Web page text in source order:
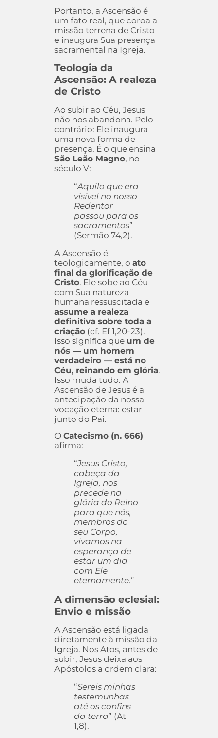
Portanto, a Ascensão é
um fato real, que coroa a
missão terrena de Cristo
e inaugura Sua presença
sacramental na Igreja.
Teologia da
Ascensão: A realeza
de Cristo
Ao subir ao Céu, Jesus
não nos abandona. Pelo
contrário: Ele inaugura
uma nova forma de
presença. É o que ensina
São Leão Magno, no
século V:
“Aquilo que era
visível no nosso
Redentor
passou para os
sacramentos”
(Sermão 74,2).
A Ascensão é,
teologicamente, oato
final da glorificação de
Cristo. Ele sobe ao Céu
com Sua natureza
humana ressuscitada e
assume a realeza
definitiva sobre toda a
criação (cf. Ef 1,20-23).
Isso significa que um de
nós — um homem
verdadeiro — está no
Céu, reinando em glória.
Isso muda tudo. A
Ascensão de Jesus é a
antecipação da nossa
vocação eterna: estar
junto do Pai.
OCatecismo (n. 666)
afirma:
“Jesus Cristo,
cabeça da
Igreja, nos
precede na
glória do Reino
para que nós,
membros do
seu Corpo,
vivamos na
esperança de
estar um dia
com Ele
eternamente.”
A dimensão eclesial:
Envio e missão
A Ascensão está ligada
diretamente à missão da
Igreja. Nos Atos, antes de
subir, Jesus deixa aos
Apóstolos a ordem clara:
“Sereis minhas
testemunhas
até os confins
da terra” (At
1,8).